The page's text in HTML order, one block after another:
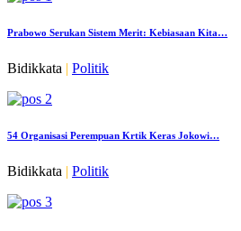
Prabowo Serukan Sistem Merit: Kebiasaan Kita…
Bidikkata | Politik
54 Organisasi Perempuan Krtik Keras Jokowi…
Bidikkata | Politik